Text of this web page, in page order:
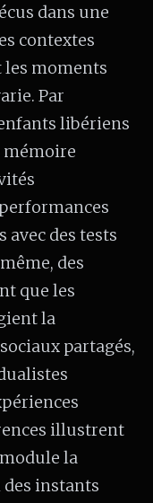
dans une
contextes
les moments
Par
libériens
mémoire
avec des tests
des
que les
la
partagés,
illustrent
la
instants